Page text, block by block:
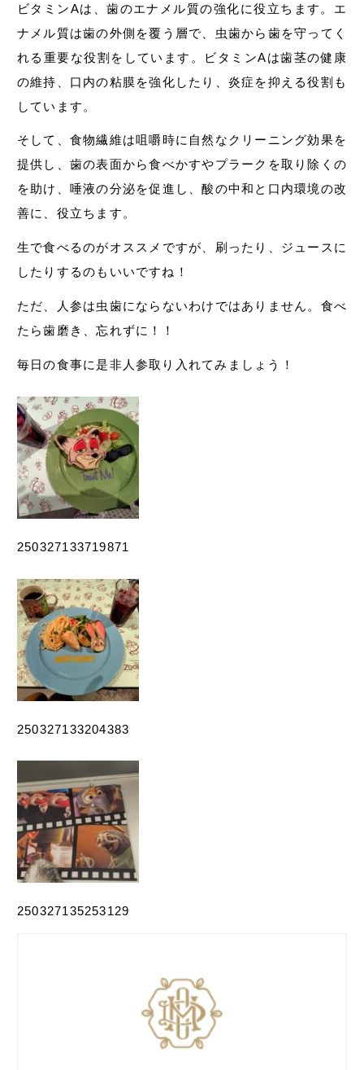
ビタミンAは、歯のエナメル質の強化に役立ちます。エ
ナメル質は歯の外側を覆う層で、虫歯から歯を守ってく
れる重要な役割をしています。ビタミンAは歯茎の健康
の維持、口内の粘膜を強化したり、炎症を抑える役割も
しています。
そして、食物繊維は咀嚼時に自然なクリーニング効果を
提供し、歯の表面から食べかすやプラークを取り除くの
を助け、唾液の分泌を促進し、酸の中和と口内環境の改
善に、役立ちます。
生で食べるのがオススメですが、刷ったり、ジュースに
したりするのもいいですね！
ただ、人参は虫歯にならないわけではありません。食べ
たら歯磨き、忘れずに！！
毎日の食事に是非人参取り入れてみましょう！
250327133719871
250327133204383
250327135253129